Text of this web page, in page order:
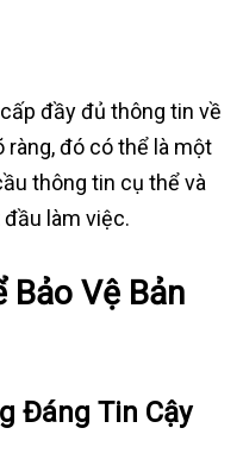
đầy đủ thông tin về
ràng, đó có thể là một
thông tin cụ thể và
làm việc.
Bảo Vệ Bản
Đáng Tin Cậy